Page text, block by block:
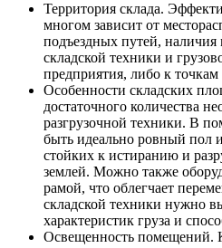
Территория склада.
многом зависит от
подъездных путей, наличия
складской техники и
предприятия, либо к точкам
Особенности складских
достаточного количества
разгрузочной техники. В
быть идеально ровный пол
стойких к истиранию и
землей. Можно также
рамой, что облегчает
складской техники нужно
характеристик груза и
Освещенность помещений.